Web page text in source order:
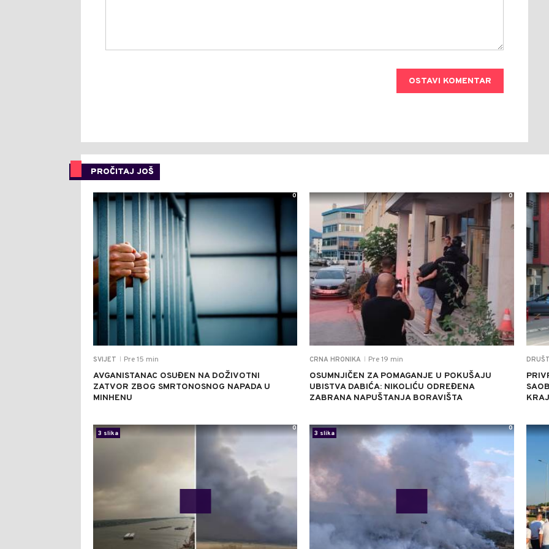
OSTAVI KOMENTAR
PROČITAJ JOŠ
SVIJET Pre 15 min
AVGANISTANAC OSUĐEN NA DOŽIVOTNI
ZATVOR ZBOG SMRTONOSNOG NAPADA U
MINHENU
0
CRNA HRONIKA Pre 19 min
OSUMNJIČEN ZA POMAGANJE U POKUŠAJU
UBISTVA DABIĆA: NIKOLIĆU ODREĐENA
ZABRANA NAPUŠTANJA BORAVIŠTA
0
3 slika
0
3 slika
0